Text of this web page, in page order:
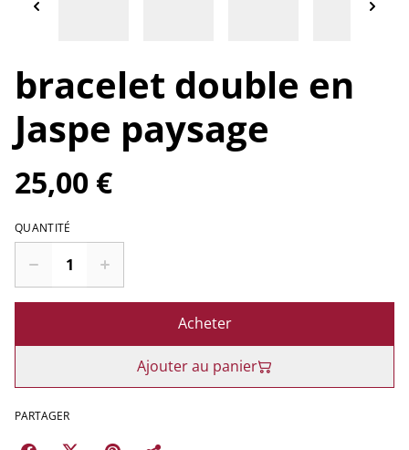
bracelet double en
Jaspe paysage
25,00 €
QUANTITÉ
Acheter
Ajouter au panier
PARTAGER